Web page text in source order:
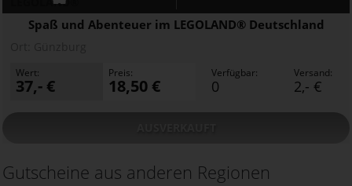
Spaß und Abenteuer im LEGOLAND® Deutschland
Wert:
37,- €
Preis:
18,50 €
Verfügbar:
0
Versand:
2,- €
Gutscheine aus anderen Regionen